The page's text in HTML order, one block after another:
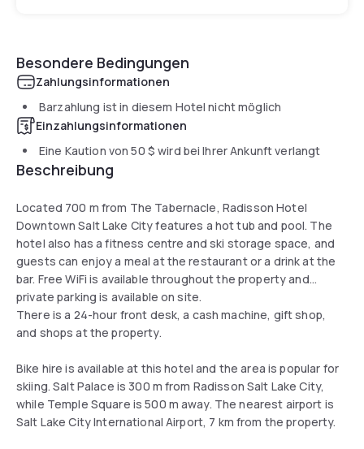
Besondere Bedingungen
Zahlungsinformationen
Barzahlung ist in diesem Hotel nicht möglich
Einzahlungsinformationen
Eine Kaution von50 $ wird bei Ihrer Ankunft verlangt
Beschreibung
Located 700 m from The Tabernacle, Radisson Hotel
Downtown Salt Lake City features a hot tub and pool. The
hotel also has a fitness centre and ski storage space, and
guests can enjoy a meal at the restaurant or a drink at the
bar. Free WiFi is available throughout the property and
private parking is available on site.
There is a 24-hour front desk, a cash machine, gift shop,
and shops at the property.
Bike hire is available at this hotel and the area is popular for
skiing. Salt Palace is 300 m from Radisson Salt Lake City,
while Temple Square is 500 m away. The nearest airport is
Salt Lake City International Airport, 7 km from the property.